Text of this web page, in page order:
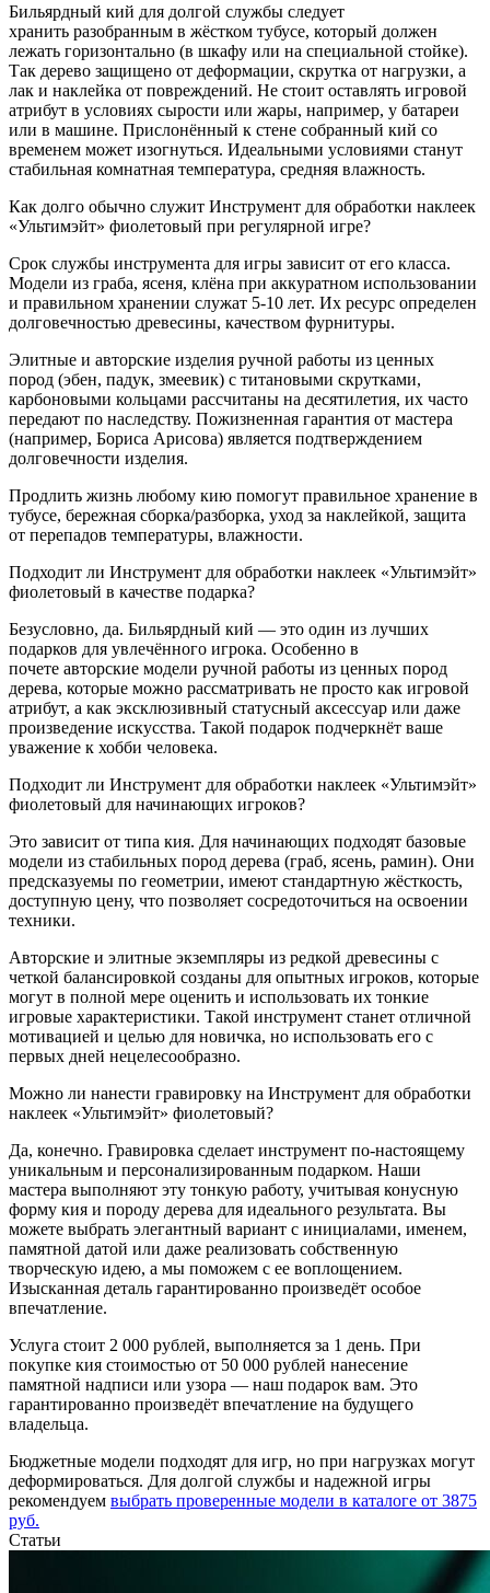
Бильярдный кий для долгой службы следует
хранить разобранным в жёстком тубусе, который должен
лежать горизонтально (в шкафу или на специальной стойке).
Так дерево защищено от деформации, скрутка от нагрузки, а
лак и наклейка от повреждений. Не стоит оставлять игровой
атрибут в условиях сырости или жары, например, у батареи
или в машине. Прислонённый к стене собранный кий со
временем может изогнуться. Идеальными условиями станут
стабильная комнатная температура, средняя влажность.
Как долго обычно служит Инструмент для обработки наклеек
«Ультимэйт» фиолетовый при регулярной игре?
Срок службы инструмента для игры зависит от его класса.
Модели из граба, ясеня, клёна при аккуратном использовании
и правильном хранении служат 5-10 лет. Их ресурс определен
долговечностью древесины, качеством фурнитуры.
Элитные и авторские изделия ручной работы из ценных
пород (эбен, падук, змеевик) с титановыми скрутками,
карбоновыми кольцами рассчитаны на десятилетия, их часто
передают по наследству. Пожизненная гарантия от мастера
(например, Бориса Арисова) является подтверждением
долговечности изделия.
Продлить жизнь любому кию помогут правильное хранение в
тубусе, бережная сборка/разборка, уход за наклейкой, защита
от перепадов температуры, влажности.
Подходит ли Инструмент для обработки наклеек «Ультимэйт»
фиолетовый в качестве подарка?
Безусловно, да. Бильярдный кий — это один из лучших
подарков для увлечённого игрока. Особенно в
почете авторские модели ручной работы из ценных пород
дерева, которые можно рассматривать не просто как игровой
атрибут, а как эксклюзивный статусный аксессуар или даже
произведение искусства. Такой подарок подчеркнёт ваше
уважение к хобби человека.
Подходит ли Инструмент для обработки наклеек «Ультимэйт»
фиолетовый для начинающих игроков?
Это зависит от типа кия. Для начинающих подходят базовые
модели из стабильных пород дерева (граб, ясень, рамин). Они
предсказуемы по геометрии, имеют стандартную жёсткость,
доступную цену, что позволяет сосредоточиться на освоении
техники.
Авторские и элитные экземпляры из редкой древесины с
четкой балансировкой созданы для опытных игроков, которые
могут в полной мере оценить и использовать их тонкие
игровые характеристики. Такой инструмент станет отличной
мотивацией и целью для новичка, но использовать его с
первых дней нецелесообразно.
Можно ли нанести гравировку на Инструмент для обработки
наклеек «Ультимэйт» фиолетовый?
Да, конечно. Гравировка сделает инструмент по-настоящему
уникальным и персонализированным подарком. Наши
мастера выполняют эту тонкую работу, учитывая конусную
форму кия и породу дерева для идеального результата. Вы
можете выбрать элегантный вариант с инициалами, именем,
памятной датой или даже реализовать собственную
творческую идею, а мы поможем с ее воплощением.
Изысканная деталь гарантированно произведёт особое
впечатление.
Услуга стоит 2 000 рублей, выполняется за 1 день. При
покупке кия стоимостью от 50 000 рублей нанесение
памятной надписи или узора — наш подарок вам. Это
гарантированно произведёт впечатление на будущего
владельца.
Бюджетные модели подходят для игр, но при нагрузках могут
деформироваться. Для долгой службы и надежной игры
рекомендуем выбрать проверенные модели в каталоге от 3875
руб.
Статьи